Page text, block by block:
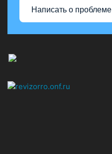
Написать о проблеме